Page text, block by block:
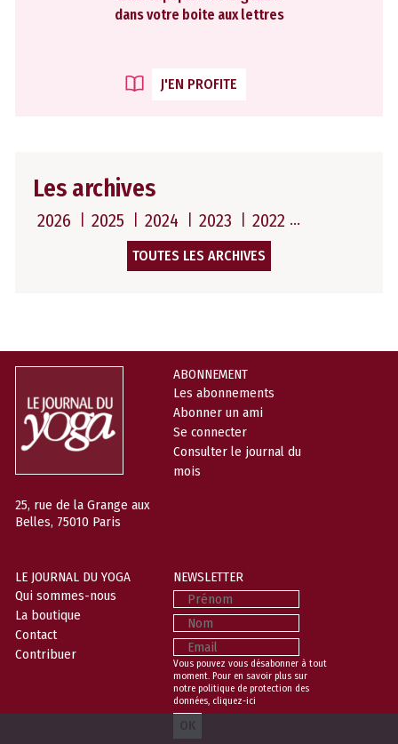
dans votre boite aux lettres
J'EN PROFITE
Les archives
2026 2025 2024 2023 2022
TOUTES LES ARCHIVES
25, rue de la Grange aux
Belles, 75010 Paris
ABONNEMENT
Les abonnements
Abonner un ami
Se connecter
Consulter le journal du
mois
LE JOURNAL DU YOGA
Qui sommes-nous
La boutique
Contact
Contribuer
NEWSLETTER
Prénom
Nom
Email
Vous pouvez vous désabonner à tout
moment. Pour en savoir plus sur
notre politique de protection des
données, cliquez-ici